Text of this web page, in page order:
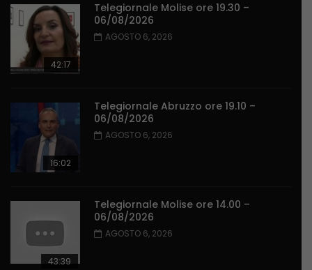
42:17
Telegiornale Molise ore 19.30 –
06/08/2026
AGOSTO 6, 2026
16:02
Telegiornale Abruzzo ore 19.10 –
06/08/2026
AGOSTO 6, 2026
43:39
Telegiornale Molise ore 14.00 –
06/08/2026
AGOSTO 6, 2026